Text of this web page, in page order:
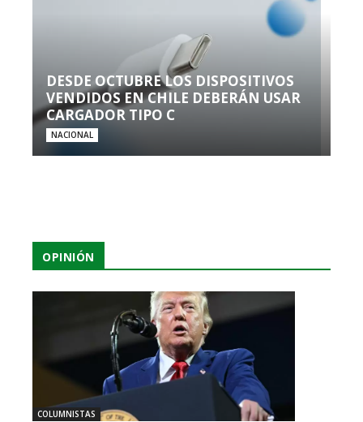
DESDE OCTUBRE LOS DISPOSITIVOS
VENDIDOS EN CHILE DEBERÁN USAR
CARGADOR TIPO C
NACIONAL
OPINIÓN
COLUMNISTAS